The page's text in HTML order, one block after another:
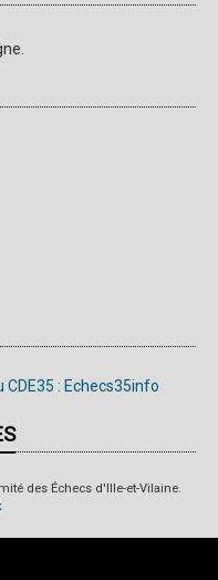
: Echecs35info
des Échecs d'Ille-et-Vilaine.